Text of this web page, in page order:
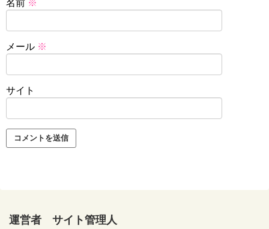
名前 ※
メール ※
サイト
運営者 サイト管理人